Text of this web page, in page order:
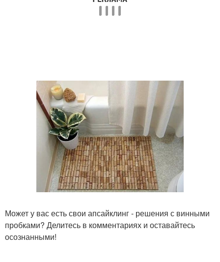
Может у вас есть свои апсайклинг - решения с винными
пробками? Делитесь в комментариях и оставайтесь
осознанными!